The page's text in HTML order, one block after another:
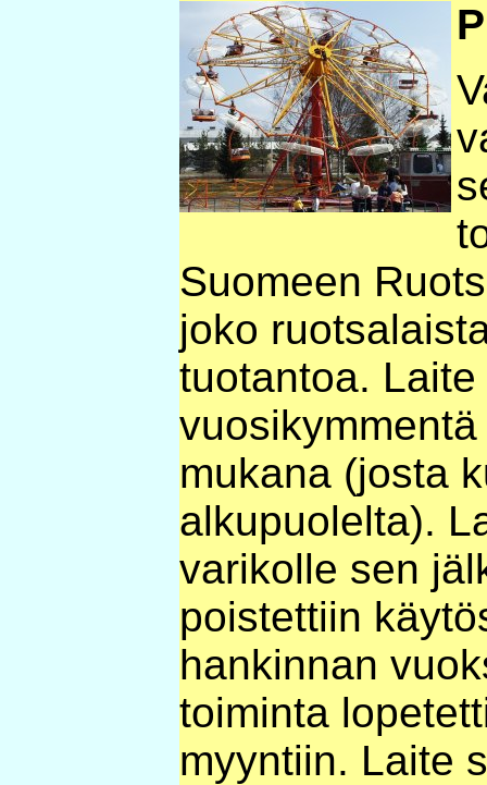
Suomeen
joko
tuotantoa.
mukana (josta
alkupuolelta).
varikolle sen
poistettiin
hankinnan
toiminta
myyntiin. Laite